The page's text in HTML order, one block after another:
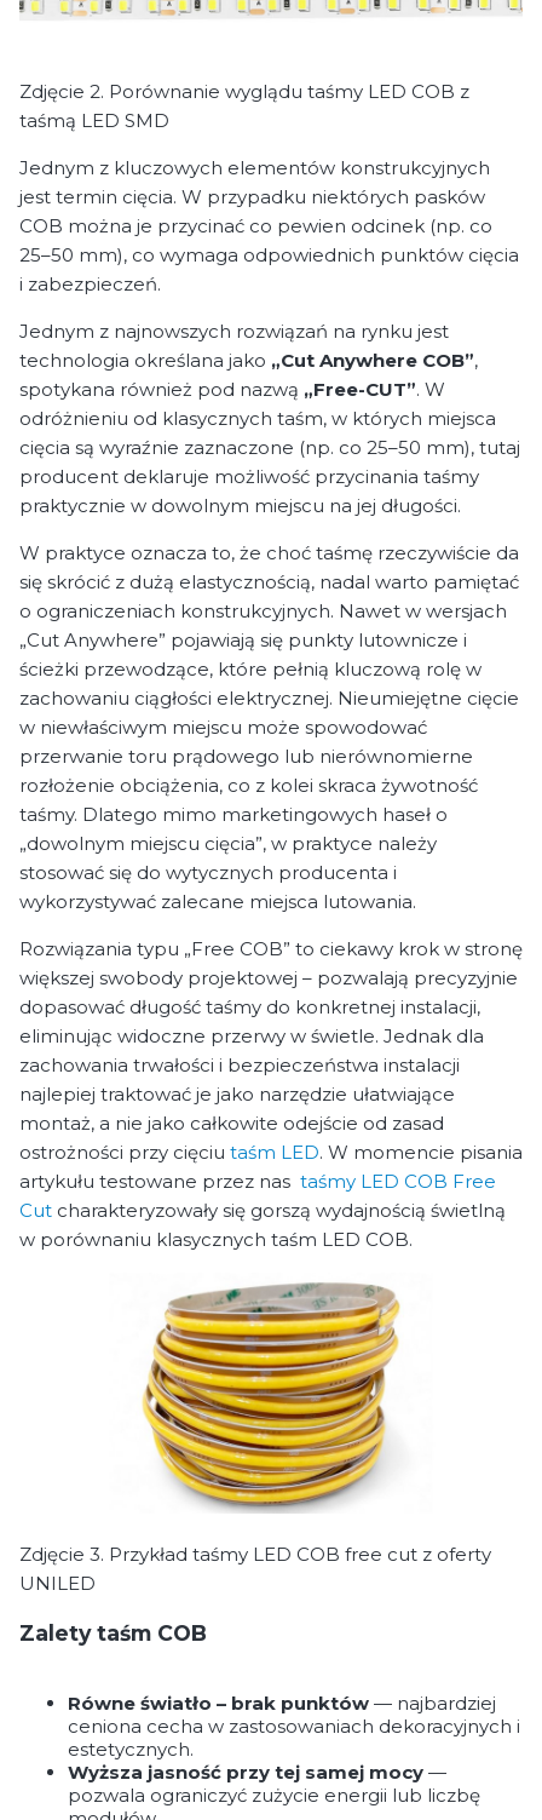
Zdjęcie 2. Porównanie wyglądu taśmy LED COB z
taśmą LED SMD
Jednym z kluczowych elementów konstrukcyjnych
jest termin cięcia. W przypadku niektórych pasków
COB można je przycinać co pewien odcinek (np. co
25–50 mm), co wymaga odpowiednich punktów cięcia
i zabezpieczeń.
Jednym z najnowszych rozwiązań na rynku jest
technologia określana jako „Cut Anywhere COB”,
spotykana również pod nazwą „Free-CUT”. W
odróżnieniu od klasycznych taśm, w których miejsca
cięcia są wyraźnie zaznaczone (np. co 25–50 mm), tutaj
producent deklaruje możliwość przycinania taśmy
praktycznie w dowolnym miejscu na jej długości.
W praktyce oznacza to, że choć taśmę rzeczywiście da
się skrócić z dużą elastycznością, nadal warto pamiętać
o ograniczeniach konstrukcyjnych. Nawet w wersjach
„Cut Anywhere” pojawiają się punkty lutownicze i
ścieżki przewodzące, które pełnią kluczową rolę w
zachowaniu ciągłości elektrycznej. Nieumiejętne cięcie
w niewłaściwym miejscu może spowodować
przerwanie toru prądowego lub nierównomierne
rozłożenie obciążenia, co z kolei skraca żywotność
taśmy. Dlatego mimo marketingowych haseł o
„dowolnym miejscu cięcia”, w praktyce należy
stosować się do wytycznych producenta i
wykorzystywać zalecane miejsca lutowania.
Rozwiązania typu „Free COB” to ciekawy krok w stronę
większej swobody projektowej – pozwalają precyzyjnie
dopasować długość taśmy do konkretnej instalacji,
eliminując widoczne przerwy w świetle. Jednak dla
zachowania trwałości i bezpieczeństwa instalacji
najlepiej traktować je jako narzędzie ułatwiające
montaż, a nie jako całkowite odejście od zasad
ostrożności przy cięciu taśm LED. W momencie pisania
artykułu testowane przez nas taśmy LED COB Free
Cut charakteryzowały się gorszą wydajnością świetlną
w porównaniu klasycznych taśm LED COB.
Zdjęcie 3. Przykład taśmy LED COB free cut z oferty
UNILED
Zalety taśm COB
Równe światło – brak punktów — najbardziej
ceniona cecha w zastosowaniach dekoracyjnych i
estetycznych.
Wyższa jasność przy tej samej mocy —
pozwala ograniczyć zużycie energii lub liczbę